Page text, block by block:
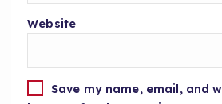
Website
Save my name, email, and